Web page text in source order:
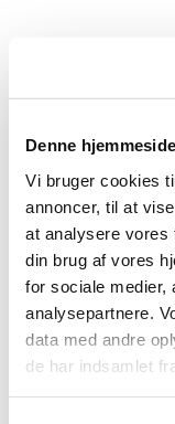
Denne
Vi bruger cookies
annoncer, til at
at analysere vores
din brug af vores
for sociale medier,
analysepartnere.
data med andre
de har indsamlet